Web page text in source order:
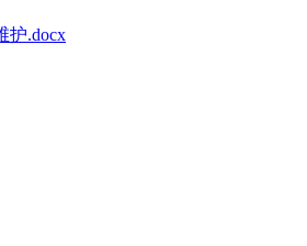
护.docx